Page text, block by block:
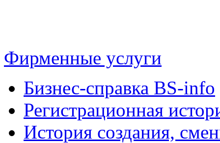
Фирменные услуги
Бизнес-справка BS-info
Регистрационная
История создания,